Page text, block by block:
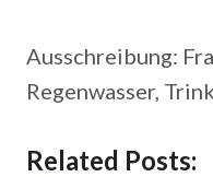
Ausschreibung:
Regenwasser,
Related Posts: